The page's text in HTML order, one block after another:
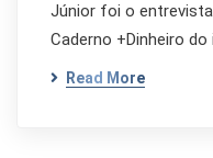
Júnior foi o
Caderno +Dinheiro do
Read More